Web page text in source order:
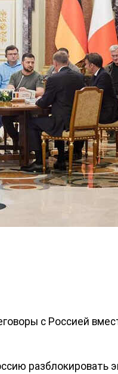
с Россией
разблокировать